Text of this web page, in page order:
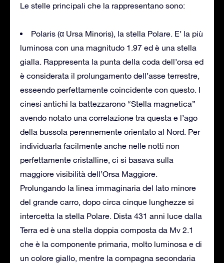
Le stelle principali che la rappresentano sono:
Polaris (α Ursa Minoris), la stella Polare. E’ la più
luminosa con una magnitudo 1.97 ed è una stella
gialla. Rappresenta la punta della coda dell’orsa ed
è considerata il prolungamento dell’asse terrestre,
esseendo perfettamente coincidente con questo. I
cinesi antichi la battezzarono “Stella magnetica”
avendo notato una correlazione tra questa e l’ago
della bussola perennemente orientato al Nord. Per
individuarla facilmente anche nelle notti non
perfettamente cristalline, ci si basava sulla
maggiore visibilità dell’Orsa Maggiore.
Prolungando la linea immaginaria del lato minore
del grande carro, dopo circa cinque lunghezze si
intercetta la stella Polare. Dista 431 anni luce dalla
Terra ed è una stella doppia composta da Mv 2.1
che è la componente primaria, molto luminosa e di
un colore giallo, mentre la compagna secondaria